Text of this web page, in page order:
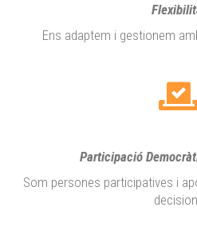
Ens adaptem i gestionem
Participació
Som persones participatives i